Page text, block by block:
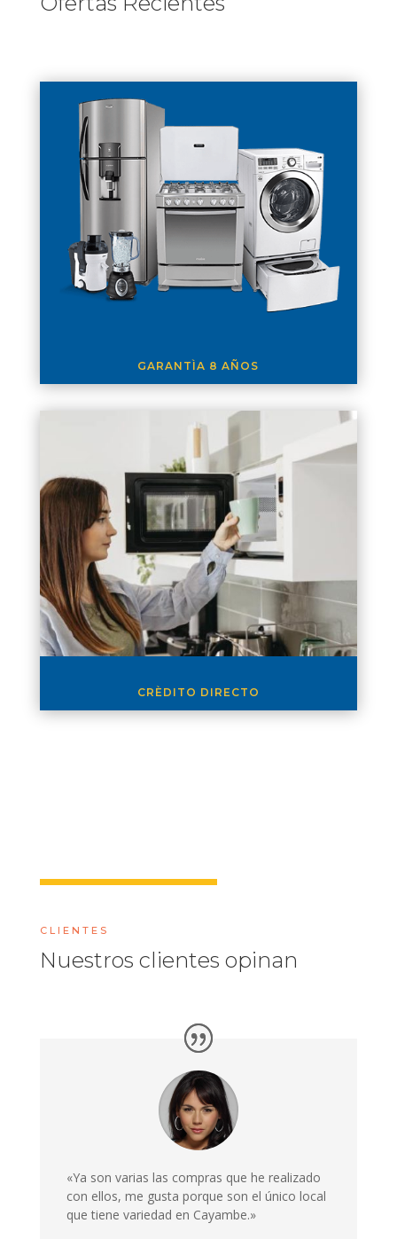
GARANTÌA 8 AÑOS
CRÈDITO DIRECTO
CLIENTES
Nuestros clientes opinan
«Ya son varias las compras que he realizado
con ellos, me gusta porque son el único local
que tiene variedad en Cayambe.»